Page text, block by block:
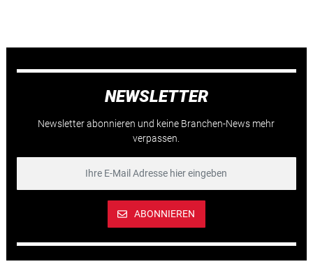
NEWSLETTER
Newsletter abonnieren und keine Branchen-News mehr
verpassen.
ABONNIEREN